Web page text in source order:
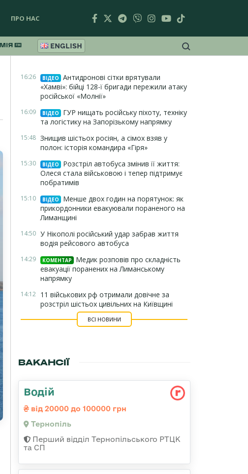
ПРО НАС
ENGLISH
16:26 ВІДЕО
Антидронові сітки врятували
«Хамві»: бійці 128-ї бригади пережили атаку
російської «Молнії»
16:09 ВІДЕО
ГУР нищать російську піхоту, техніку
та логістику на Запорізькому напрямку
15:48 Знищив шістьох росіян, а сімох взяв у
полон: історія командира «Гіря»
15:30 ВІДЕО
Розстріл автобуса змінив її життя:
Олеся стала військовою і тепер підтримує
побратимів
15:10 ВІДЕО
Менше двох годин на порятунок: як
прикордонники евакуювали пораненого на
Лиманщині
14:50 У Нікополі російський удар забрав життя
водія рейсового автобуса
14:29 КОМЕНТАР
Медик розповів про складність
евакуації поранених на Лиманському
напрямку
14:12 11 військових рф отримали довічне за
розстріл шістьох цивільних на Київщині
ВСІ НОВИНИ
ВАКАНСІЇ
Водій
від 20000 до 100000 грн
Тернопіль
Перший відділ Тернопільського РТЦК
та СП